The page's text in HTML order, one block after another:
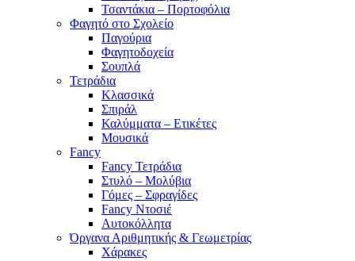
Τσαντάκια – Πορτοφόλια
Φαγητό στο Σχολείο
Παγούρια
Φαγητοδοχεία
Σουπλά
Τετράδια
Κλασσικά
Σπιράλ
Καλύμματα – Ετικέτες
Μουσικά
Fancy
Fancy Τετράδια
Στυλό – Μολύβια
Γόμες – Σφραγίδες
Fancy Ντοσιέ
Αυτοκόλλητα
Όργανα Αριθμητικής & Γεωμετρίας
Χάρακες